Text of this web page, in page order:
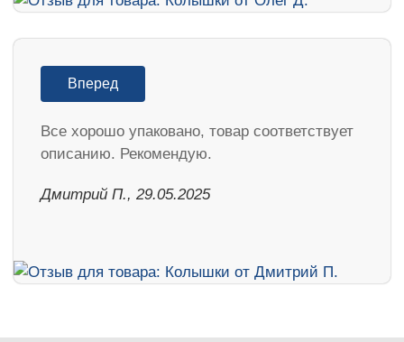
Вперед
Все хорошо упаковано, товар соответствует
описанию. Рекомендую.
Дмитрий П., 29.05.2025